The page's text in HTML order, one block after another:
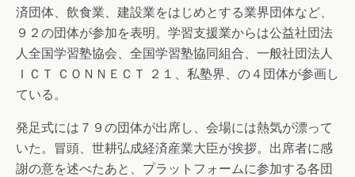
済団体、飲食業、建設業をはじめとする業界団体など、
９２の団体が参加を表明。学習支援業からは公益社団法
人全国学習塾協会、全国学習塾協同組合、一般社団法人
ＩＣＴ ＣＯＮＮＥＣＴ ２１、私塾界、の４団体が参画し
ている。
発足式には７９の団体が出席し、会場には熱気が漂って
いた。冒頭、世耕弘成経済産業大臣が挨拶。出席者に感
謝の意を述べたあと、プラットフォームに参加する各団